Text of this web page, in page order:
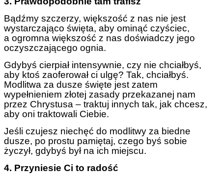
Bądźmy szczerzy, większość z nas nie jest
wystarczająco święta, aby ominąć czyściec,
a ogromna większość z nas doświadczy jego
oczyszczającego ognia.
Gdybyś cierpiał intensywnie, czy nie chciałbyś,
aby ktoś zaoferował ci ulgę? Tak, chciałbyś.
Modlitwa za dusze święte jest zatem
wypełnieniem złotej zasady przekazanej nam
przez Chrystusa – traktuj innych tak, jak chcesz,
aby oni traktowali Ciebie.
Jeśli czujesz niechęć do modlitwy za biedne
dusze, po prostu pamiętaj, czego byś sobie
życzył, gdybyś był na ich miejscu.
4. Przyniesie Ci to radość